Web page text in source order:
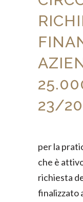
23/
per la
che è
richiesta
finalizzato